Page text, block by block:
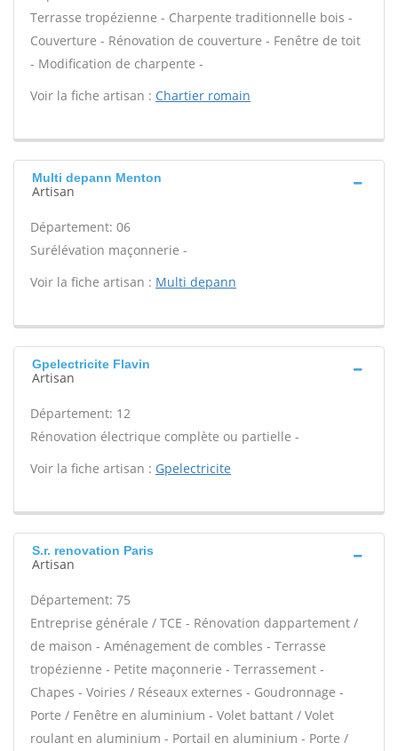
Terrasse tropézienne - Charpente traditionnelle bois -
Couverture - Rénovation de couverture - Fenêtre de toit
- Modification de charpente -
Voir la fiche artisan : Chartier romain
Multi depann Menton
Artisan
Département: 06
Surélévation maçonnerie -
Voir la fiche artisan : Multi depann
Gpelectricite Flavin
Artisan
Département: 12
Rénovation électrique complète ou partielle -
Voir la fiche artisan : Gpelectricite
S.r. renovation Paris
Artisan
Département: 75
Entreprise générale / TCE - Rénovation dappartement /
de maison - Aménagement de combles - Terrasse
tropézienne - Petite maçonnerie - Terrassement -
Chapes - Voiries / Réseaux externes - Goudronnage -
Porte / Fenêtre en aluminium - Volet battant / Volet
roulant en aluminium - Portail en aluminium - Porte /